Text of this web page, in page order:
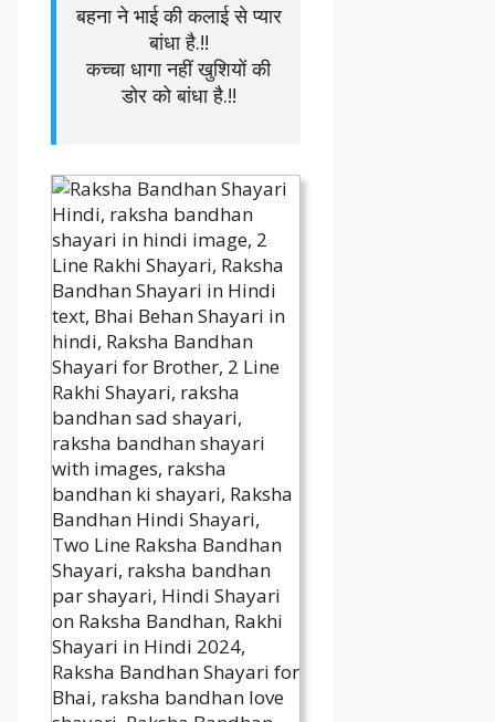
बहना ने भाई की कलाई से प्यार
बांधा है.!!
कच्चा धागा नहीं खुशियों की
डोर को बांधा है.!!